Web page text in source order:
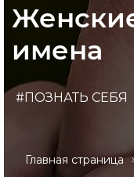
Главная страница
имена
#ПОЗНАТЬ СЕБЯ